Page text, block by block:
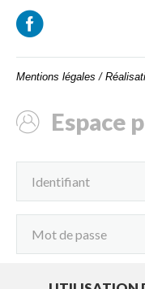
Mentions légales /
Espace